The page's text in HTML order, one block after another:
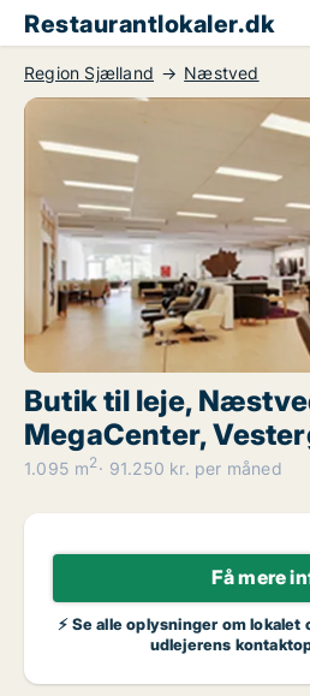
Restaurantlokaler.dk
Region Sjælland Næstved
Butik til leje,
MegaCenter,
1.095 m2 91.250 kr. per måned
Få mere
⚡ Se alle oplysninger om
udlejerens